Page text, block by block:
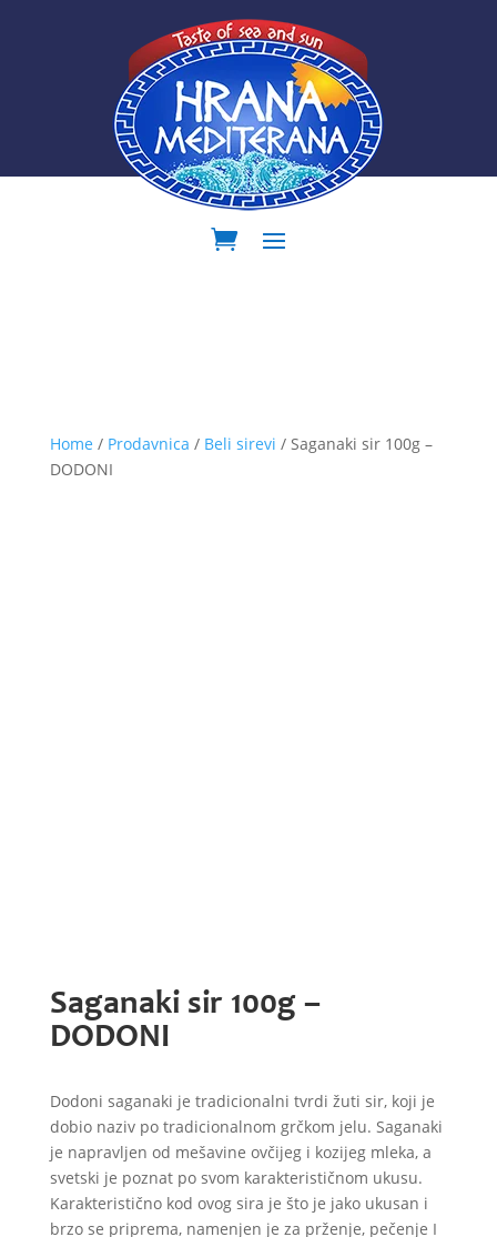
Home / Prodavnica / Beli sirevi / Saganaki sir 100g –
DODONI
Saganaki sir 100g –
DODONI
Dodoni saganaki je tradicionalni tvrdi žuti sir, koji je
dobio naziv po tradicionalnom grčkom jelu. Saganaki
je napravljen od mešavine ovčijeg i kozijeg mleka, a
svetski je poznat po svom karakterističnom ukusu.
Karakteristično kod ovog sira je što je jako ukusan i
brzo se priprema, namenjen je za prženje, pečenje I